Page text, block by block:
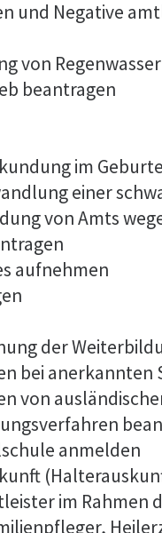
und Negative
von
beantragen
im
einer
von Amts
aufnehmen
der
bei
von
anmelden
im Rahmen